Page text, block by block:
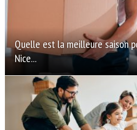
Quelle est la meilleure saison
Nice...